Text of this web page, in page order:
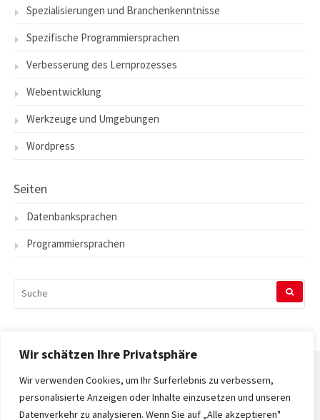
Wir schätzen Ihre Privatsphäre
Wir verwenden Cookies, um Ihr Surferlebnis zu verbessern,
personalisierte Anzeigen oder Inhalte einzusetzen und unseren
Datenverkehr zu analysieren. Wenn Sie auf „Alle akzeptieren"
Spezialisierungen und Branchenkenntnisse
Spezifische Programmiersprachen
Verbesserung des Lernprozesses
Webentwicklung
Werkzeuge und Umgebungen
Wordpress
Seiten
Datenbanksprachen
Programmiersprachen
NACH:
Startseite